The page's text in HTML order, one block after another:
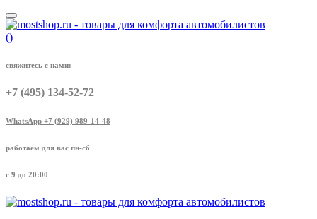
()
свяжитесь с нами:
+7 (495) 134-52-72
WhatsApp +7 (929) 989-14-48
работаем для вас пн-сб
с 9 до 20:00